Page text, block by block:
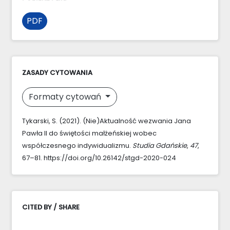
PDF
ZASADY CYTOWANIA
Formaty cytowań
Tykarski, S. (2021). (Nie)Aktualność wezwania Jana
Pawła II do świętości małżeńskiej wobec
współczesnego indywidualizmu. Studia Gdańskie, 47,
67–81. https://doi.org/10.26142/stgd-2020-024
CITED BY / SHARE